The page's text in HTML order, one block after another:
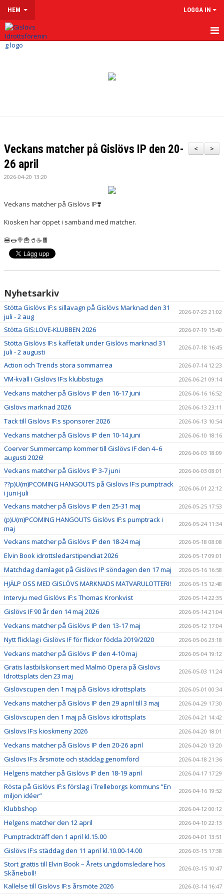
HEM LOGGA IN
HEM
KALENDER
KLUBBSHOP
MENTAL HÄLSA
LÄNKAR
NYHETER
>
<
Veckans matcher på Gislövs IP den 20-
26 april
2026-04-20 13:20
Veckans matcher på Gislövs IP❣️
Kiosken har öppet i samband med matcher.
🍔🌭🍭🍟🥤☕️🍫
Nyhetsarkiv
Stötta Gislövs IF:s sillavagn på Gislövs Marknad den 31
juli - 2 aug
2026-07-23 21:02
Stötta GIS:LOVE-KLUBBEN 2026 2026-07-19 15:40
Stötta Gislövs IF:s kaffetält under Gislövs marknad 31
juli - 2 augusti
2026-07-18 16:45
Action och Trends stora sommarrea 2026-07-14 12:23
VM-kväll i Gislövs IF:s klubbstuga 2026-06-21 09:14
Veckans matcher på Gislövs IP den 16-17 juni 2026-06-16 16:52
Gislövs marknad 2026 2026-06-13 23:11
Tack till Gislövs IF:s sponsorer 2026 2026-06-13 10:54
Veckans matcher på Gislövs IP den 10-14 juni 2026-06-10 18:16
Coerver Summercamp kommer till Gislövs IF den 4–6
augusti 2026!
2026-06-03 18:09
Veckans matcher på Gislövs IP 3-7 juni 2026-06-03 08:01
??p)U(m)PCOMING HANGOUTS på Gislövs IF:s pumptrack
i juni-juli
2026-06-01 22:12
Veckans matcher på Gislövs IP den 25-31 maj 2026-05-25 17:53
(p)U(m)PCOMING HANGOUTS Gislövs IF:s pumptrack i
maj
2026-05-24 11:34
Veckans matcher på Gislövs IP den 18-24 maj 2026-05-18 08:08
Elvin Book idrottsledarstipendiat 2026 2026-05-17 09:01
Matchdag damlaget på Gislövs IP söndagen den 17 maj 2026-05-16 16:58
HJÄLP OSS MED GISLÖVS MARKNADS MATVARULOTTERI! 2026-05-15 12:48
Intervju med Gislövs IF:s Thomas Kronkvist 2026-05-14 22:35
Gislövs IF 90 år den 14 maj 2026 2026-05-14 21:04
Veckans matcher på Gislövs IP den 13-17 maj 2026-05-12 17:04
Nytt flicklag i Gislövs IF för flickor födda 2019/2020 2026-05-06 23:18
Veckans matcher på Gislövs IP den 4-10 maj 2026-05-04 19:12
Gratis lastbilskonsert med Malmö Opera på Gislövs
Idrottsplats den 23 maj
2026-05-03 11:24
Gislövscupen den 1 maj på Gislövs idrottsplats 2026-05-01 00:34
Veckans matcher på Gislövs IP den 29 april till 3 maj 2026-04-29 17:30
Gislövscupen den 1 maj på Gislövs idrottsplats 2026-04-21 14:42
Gislövs IF:s kioskmeny 2026 2026-04-20 18:01
Veckans matcher på Gislövs IP den 20-26 april 2026-04-20 13:20
Gislövs IF:s årsmöte och städdag genomförd 2026-04-18 21:36
Helgens matcher på Gislövs IP den 18-19 april 2026-04-17 17:29
Rösta på Gislövs IF:s förslag i Trelleborgs kommuns ”En
miljon idéer”
2026-04-16 19:52
Klubbshop 2026-04-12 00:12
Helgens matcher den 12 april 2026-04-10 22:13
Pumptrackträff den 1 april kl.15.00 2026-04-01 13:51
Gislövs IF:s städdag den 11 april kl.10.00-14.00 2026-03-15 17:38
Stort grattis till Elvin Book – Årets ungdomsledare hos
Skåneboll!
2026-03-15 10:47
Kallelse till Gislövs IF:s årsmöte 2026 2026-03-14 16:47